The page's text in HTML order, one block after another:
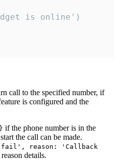
is online')
call to the specified number, if
is configured and the
if the phone number is in the
the call can be made.
reason: 'Callback
details.